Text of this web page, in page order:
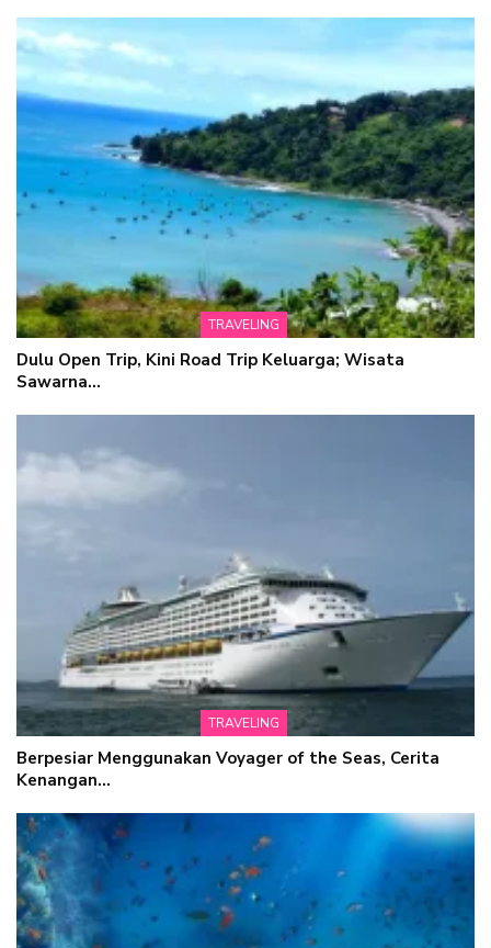
TRAVELING
Dulu Open Trip, Kini Road Trip Keluarga; Wisata
Sawarna…
TRAVELING
Berpesiar Menggunakan Voyager of the Seas, Cerita
Kenangan…